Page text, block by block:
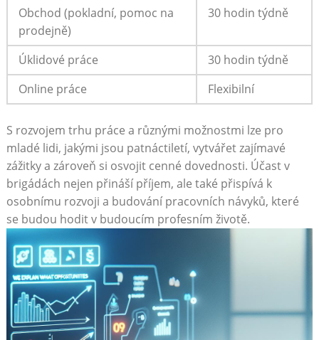
Obchod (pokladní, pomoc na
prodejně)
30 hodin týdně
Úklidové práce
30 hodin týdně
Online práce
Flexibilní
S rozvojem trhu práce a různými možnostmi lze pro
mladé lidi, jakými jsou patnáctiletí, vytvářet zajímavé
zážitky a zároveň si osvojit cenné dovednosti. Účast v
brigádách nejen přináší příjem, ale také přispívá k
osobnímu rozvoji a budování pracovních návyků, které
se budou hodit v budoucím profesním životě.